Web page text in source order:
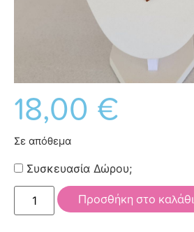
18,00 €
Σε απόθεμα
Συσκευασία Δώρου;
Προσθήκη στο καλάθι